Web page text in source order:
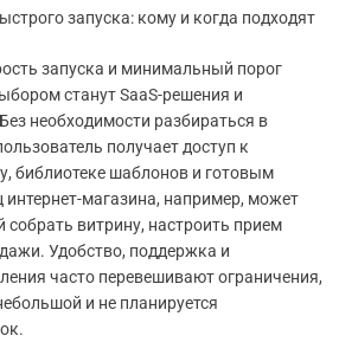
запуска: кому и когда подходят
запуска и минимальный порог
станут SaaS-решения и
необходимости разбираться в
получает доступ к
библиотеке шаблонов и готовым
интернет-магазина, например, может
собрать витрину, настроить прием
Удобство, поддержка и
часто перевешивают ограничения,
и не планируется